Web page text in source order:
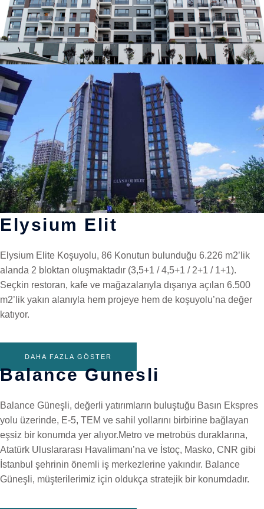
Elysium Elit
Elysium Elite Koşuyolu, 86 Konutun bulunduğu 6.226 m2’lik
alanda 2 bloktan oluşmaktadır (3,5+1 / 4,5+1 / 2+1 / 1+1).
Seçkin restoran, kafe ve mağazalarıyla dışarıya açılan 6.500
m2’lik yakın alanıyla hem projeye hem de koşuyolu’na değer
katıyor.
DAHA FAZLA GÖSTER
Balance Gunesli
Balance Güneşli, değerli yatırımların buluştuğu Basın Ekspres
yolu üzerinde, E-5, TEM ve sahil yollarını birbirine bağlayan
eşsiz bir konumda yer alıyor.Metro ve metrobüs duraklarına,
Atatürk Uluslararası Havalimanı’na ve İstoç, Masko, CNR gibi
İstanbul şehrinin önemli iş merkezlerine yakındır. Balance
Güneşli, müşterilerimiz için oldukça stratejik bir konumdadır.